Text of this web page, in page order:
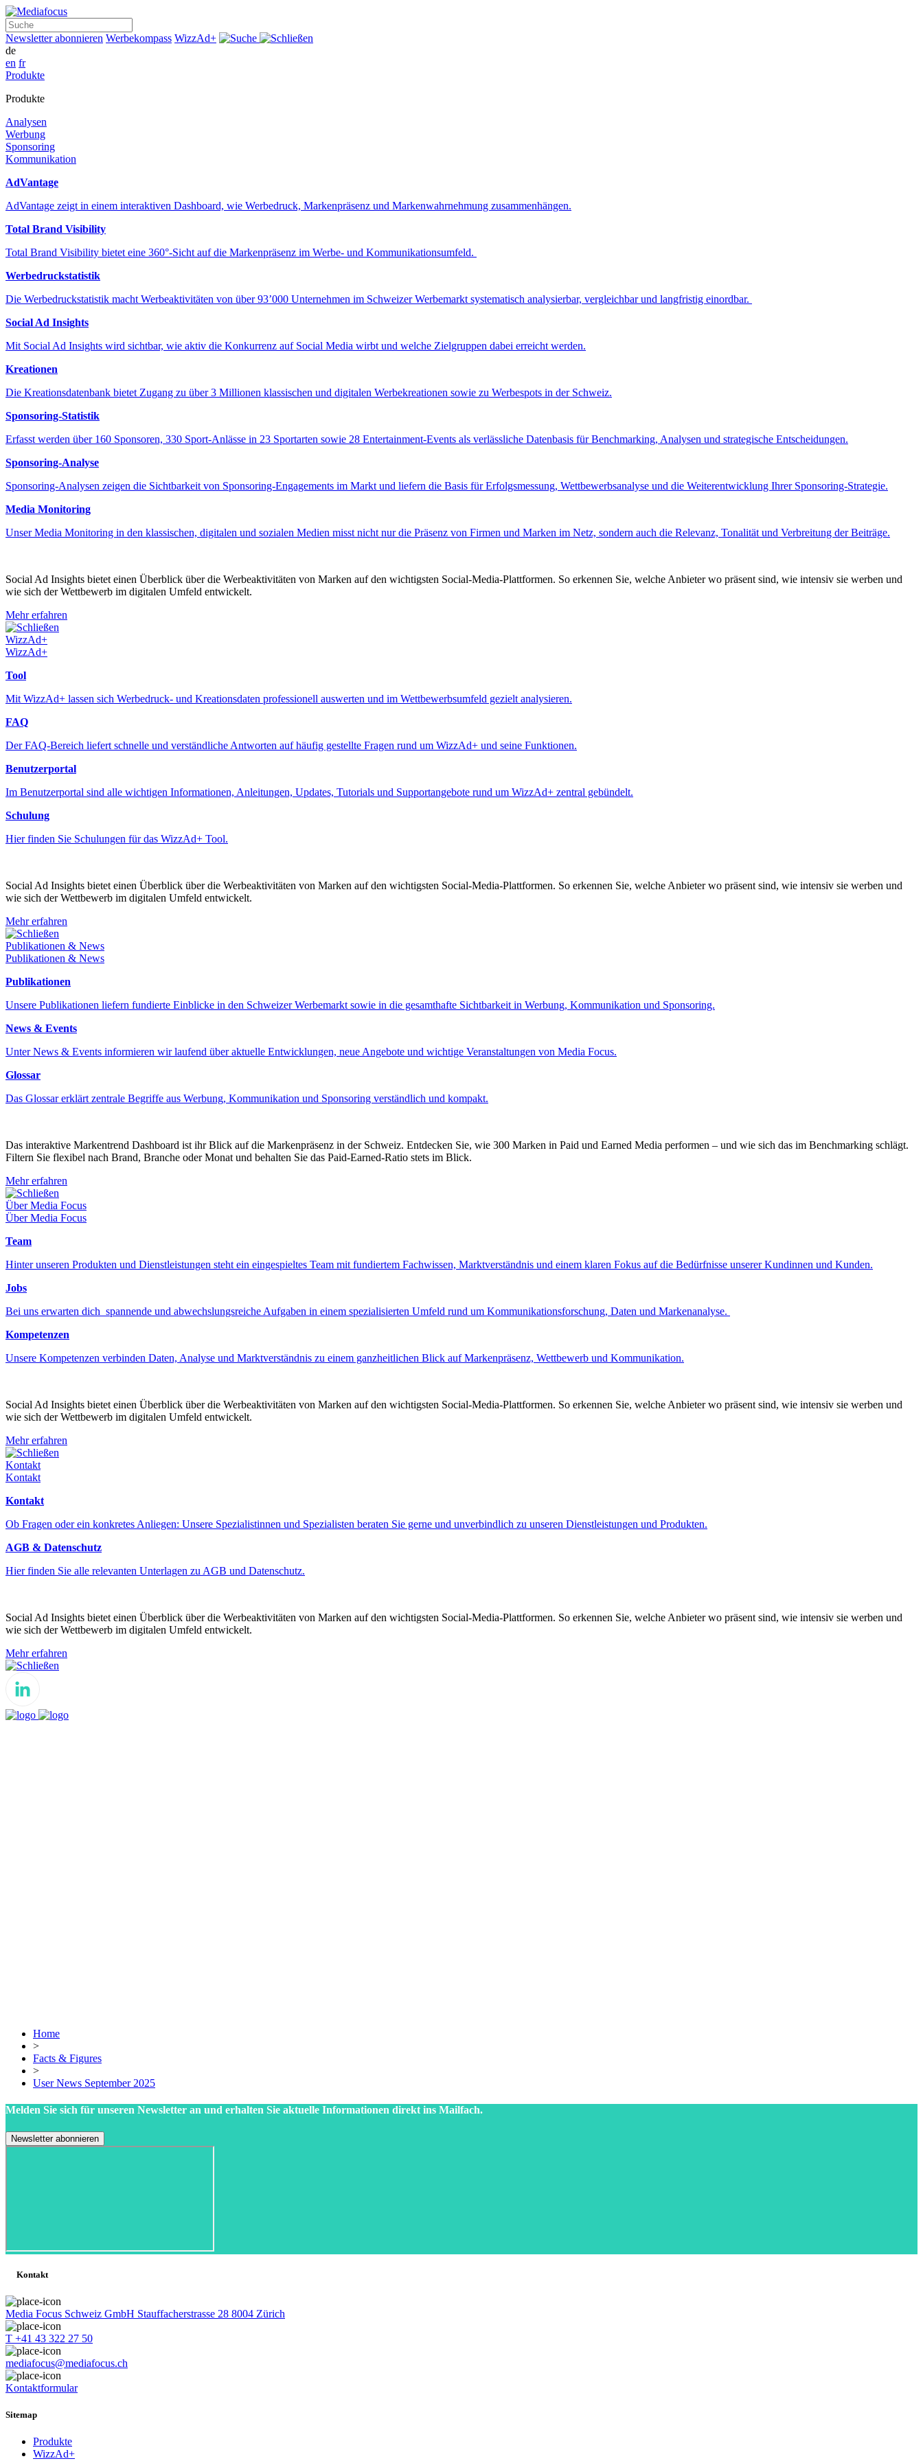
Newsletter abonnieren Werbekompass WizzAd+ Suche
de
en fr
Produkte
Produkte
Analysen
Werbung
Sponsoring
Kommunikation
AdVantage
AdVantage zeigt in einem interaktiven Dashboard, wie Werbedruck, Markenpräsenz und Markenwahrnehmung zusammenhängen.
Total Brand Visibility
Total Brand Visibility bietet eine 360°-Sicht auf die Markenpräsenz im Werbe- und Kommunikationsumfeld.
Werbedruckstatistik
Die Werbedruckstatistik macht Werbeaktivitäten von über 93’000 Unternehmen im Schweizer Werbemarkt systematisch analysierbar, vergleichbar und langfristig einordbar.
Social Ad Insights
Mit Social Ad Insights wird sichtbar, wie aktiv die Konkurrenz auf Social Media wirbt und welche Zielgruppen dabei erreicht werden.
Kreationen
Die Kreationsdatenbank bietet Zugang zu über 3 Millionen klassischen und digitalen Werbekreationen sowie zu Werbespots in der Schweiz.
Sponsoring-Statistik
Erfasst werden über 160 Sponsoren, 330 Sport-Anlässe in 23 Sportarten sowie 28 Entertainment-Events als verlässliche Datenbasis für Benchmarking, Analysen und strategische Entscheidungen.
Sponsoring-Analyse
Sponsoring-Analysen zeigen die Sichtbarkeit von Sponsoring-Engagements im Markt und liefern die Basis für Erfolgsmessung, Wettbewerbsanalyse und die Weiterentwicklung Ihrer Sponsoring-Strategie.
Media Monitoring
Unser Media Monitoring in den klassischen, digitalen und sozialen Medien misst nicht nur die Präsenz von Firmen und Marken im Netz, sondern auch die Relevanz, Tonalität und Verbreitung der Beiträge.
Social Ad Insights bietet einen Überblick über die Werbeaktivitäten von Marken auf den wichtigsten Social-Media-Plattformen. So erkennen Sie, welche Anbieter wo präsent sind, wie intensiv sie werben und
wie sich der Wettbewerb im digitalen Umfeld entwickelt.
Mehr erfahren
Schließen
WizzAd+
WizzAd+
Tool
Mit WizzAd+ lassen sich Werbedruck- und Kreationsdaten professionell auswerten und im Wettbewerbsumfeld gezielt analysieren.
FAQ
Der FAQ-Bereich liefert schnelle und verständliche Antworten auf häufig gestellte Fragen rund um WizzAd+ und seine Funktionen.
Benutzerportal
Im Benutzerportal sind alle wichtigen Informationen, Anleitungen, Updates, Tutorials und Supportangebote rund um WizzAd+ zentral gebündelt.
Schulung
Hier finden Sie Schulungen für das WizzAd+ Tool.
Social Ad Insights bietet einen Überblick über die Werbeaktivitäten von Marken auf den wichtigsten Social-Media-Plattformen. So erkennen Sie, welche Anbieter wo präsent sind, wie intensiv sie werben und
wie sich der Wettbewerb im digitalen Umfeld entwickelt.
Mehr erfahren
Schließen
Publikationen & News
Publikationen & News
Publikationen
Unsere Publikationen liefern fundierte Einblicke in den Schweizer Werbemarkt sowie in die gesamthafte Sichtbarkeit in Werbung, Kommunikation und Sponsoring.
News & Events
Unter News & Events informieren wir laufend über aktuelle Entwicklungen, neue Angebote und wichtige Veranstaltungen von Media Focus.
Glossar
Das Glossar erklärt zentrale Begriffe aus Werbung, Kommunikation und Sponsoring verständlich und kompakt.
Das interaktive Markentrend Dashboard ist ihr Blick auf die Markenpräsenz in der Schweiz. Entdecken Sie, wie 300 Marken in Paid und Earned Media performen – und wie sich das im Benchmarking schlägt.
Filtern Sie flexibel nach Brand, Branche oder Monat und behalten Sie das Paid-Earned-Ratio stets im Blick.
Mehr erfahren
Schließen
Über Media Focus
Über Media Focus
Team
Hinter unseren Produkten und Dienstleistungen steht ein eingespieltes Team mit fundiertem Fachwissen, Marktverständnis und einem klaren Fokus auf die Bedürfnisse unserer Kundinnen und Kunden.
Jobs
Bei uns erwarten dich spannende und abwechslungsreiche Aufgaben in einem spezialisierten Umfeld rund um Kommunikationsforschung, Daten und Markenanalyse.
Kompetenzen
Unsere Kompetenzen verbinden Daten, Analyse und Marktverständnis zu einem ganzheitlichen Blick auf Markenpräsenz, Wettbewerb und Kommunikation.
Social Ad Insights bietet einen Überblick über die Werbeaktivitäten von Marken auf den wichtigsten Social-Media-Plattformen. So erkennen Sie, welche Anbieter wo präsent sind, wie intensiv sie werben und
wie sich der Wettbewerb im digitalen Umfeld entwickelt.
Mehr erfahren
Schließen
Kontakt
Kontakt
Kontakt
Ob Fragen oder ein konkretes Anliegen: Unsere Spezialistinnen und Spezialisten beraten Sie gerne und unverbindlich zu unseren Dienstleistungen und Produkten.
AGB & Datenschutz
Hier finden Sie alle relevanten Unterlagen zu AGB und Datenschutz.
Social Ad Insights bietet einen Überblick über die Werbeaktivitäten von Marken auf den wichtigsten Social-Media-Plattformen. So erkennen Sie, welche Anbieter wo präsent sind, wie intensiv sie werben und
wie sich der Wettbewerb im digitalen Umfeld entwickelt.
Mehr erfahren
Schließen
Home
>
Facts & Figures
>
User News September 2025
Melden Sie sich für unseren Newsletter an und erhalten Sie aktuelle Informationen direkt ins Mailfach.
Kontakt
Media Focus Schweiz GmbH Stauffacherstrasse 28 8004 Zürich
T +41 43 322 27 50
mediafocus@mediafocus.ch
Kontaktformular
Sitemap
Produkte
WizzAd+